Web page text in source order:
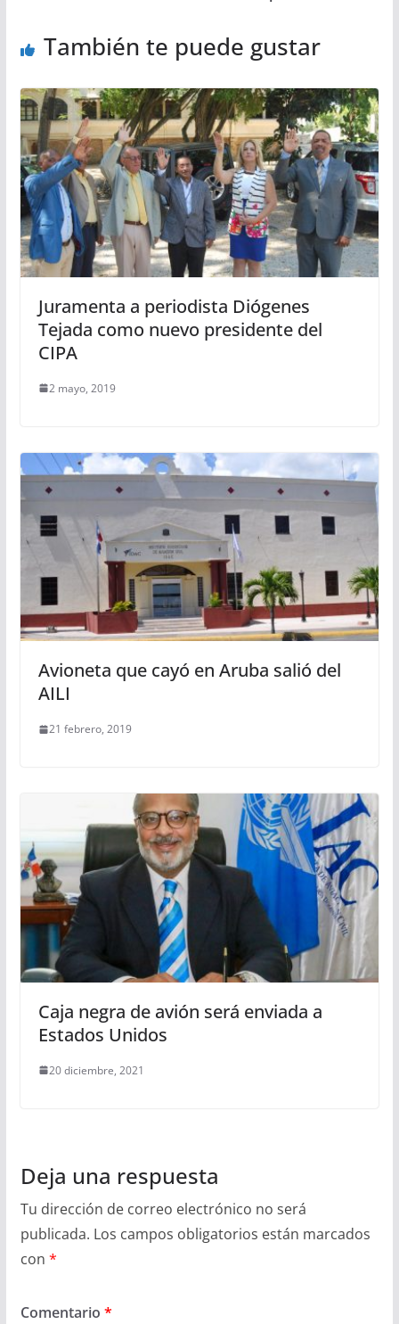
También te puede gustar
Juramenta a periodista Diógenes
Tejada como nuevo presidente del
CIPA
2 mayo, 2019
Avioneta que cayó en Aruba salió del
AILI
21 febrero, 2019
Caja negra de avión será enviada a
Estados Unidos
20 diciembre, 2021
Deja una respuesta
Tu dirección de correo electrónico no será
publicada. Los campos obligatorios están marcados
con *
Comentario *